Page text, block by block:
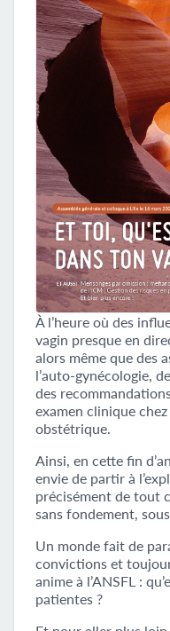
À l’heure où des
vagin presque en
alors même que des
l’auto-gynécologie,
des
examen clinique
obstétrique.
Ainsi, en cette fin
envie de partir à
précisément de tout
sans fondement,
Un monde fait de
convictions et
anime à l’ANSFL :
patientes ?